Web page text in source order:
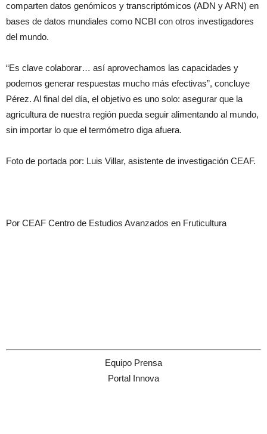
comparten datos genómicos y transcriptómicos (ADN y ARN) en
bases de datos mundiales como NCBI con otros investigadores
del mundo.
“Es clave colaborar… así aprovechamos las capacidades y
podemos generar respuestas mucho más efectivas”, concluye
Pérez. Al final del día, el objetivo es uno solo: asegurar que la
agricultura de nuestra región pueda seguir alimentando al mundo,
sin importar lo que el termómetro diga afuera.
Foto de portada por: Luis Villar, asistente de investigación CEAF.
Por CEAF Centro de Estudios Avanzados en Fruticultura
Equipo Prensa
Portal Innova